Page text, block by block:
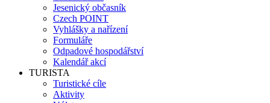
Jesenický občasník
Czech POINT
Vyhlášky a nařízení
Formuláře
Odpadové hospodářství
Kalendář akcí
TURISTA
Turistické cíle
Aktivity